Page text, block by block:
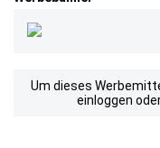
Um dieses
einloggen